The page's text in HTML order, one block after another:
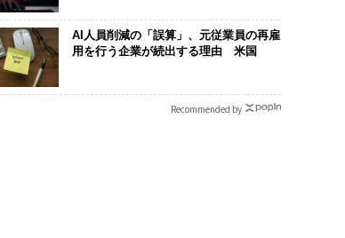
AI人員削減の「誤算」、元従業員の再雇
用を行う企業が続出する理由 米国
Recommended by